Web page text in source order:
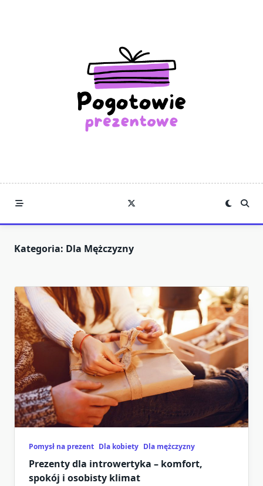
Kategoria: Dla Mężczyzny
Pomysł na prezent Dla kobiety Dla mężczyzny
Prezenty dla introwertyka – komfort,
spokój i osobisty klimat